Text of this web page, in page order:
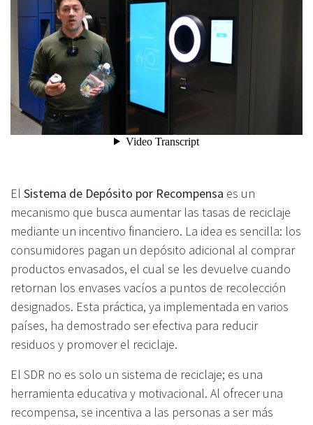
El Sistema de Depósito por Recompensa es un
mecanismo que busca aumentar las tasas de reciclaje
mediante un incentivo financiero. La idea es sencilla: los
consumidores pagan un depósito adicional al comprar
productos envasados, el cual se les devuelve cuando
retornan los envases vacíos a puntos de recolección
designados. Esta práctica, ya implementada en varios
países, ha demostrado ser efectiva para reducir
residuos y promover el reciclaje.
El SDR no es solo un sistema de reciclaje; es una
herramienta educativa y motivacional. Al ofrecer una
recompensa, se incentiva a las personas a ser más